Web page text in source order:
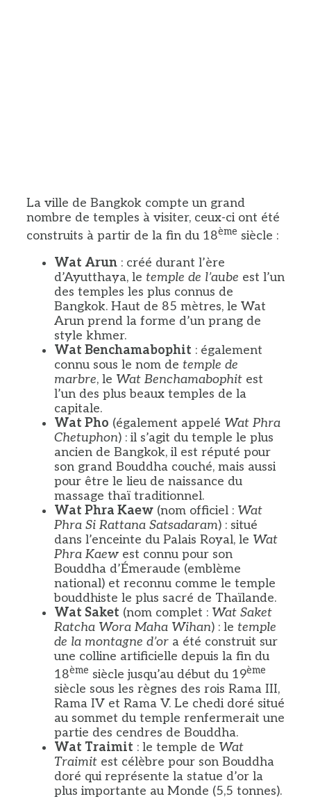
La ville de Bangkok compte un grand
nombre de temples à visiter, ceux-ci ont été
construits à partir de la fin du 18ème siècle :
Wat Arun : créé durant l’ère
d’Ayutthaya, le temple de l’aube est l’un
des temples les plus connus de
Bangkok. Haut de 85 mètres, le Wat
Arun prend la forme d’un prang de
style khmer.
Wat Benchamabophit : également
connu sous le nom de temple de
marbre, le Wat Benchamabophit est
l’un des plus beaux temples de la
capitale.
Wat Pho (également appelé Wat Phra
Chetuphon) : il s’agit du temple le plus
ancien de Bangkok, il est réputé pour
son grand Bouddha couché, mais aussi
pour être le lieu de naissance du
massage thaï traditionnel.
Wat Phra Kaew (nom officiel : Wat
Phra Si Rattana Satsadaram) : situé
dans l’enceinte du Palais Royal, le Wat
Phra Kaew est connu pour son
Bouddha d’Émeraude (emblème
national) et reconnu comme le temple
bouddhiste le plus sacré de Thaïlande.
Wat Saket (nom complet : Wat Saket
Ratcha Wora Maha Wihan) : le temple
de la montagne d’or a été construit sur
une colline artificielle depuis la fin du
18ème siècle jusqu’au début du 19ème
siècle sous les règnes des rois Rama III,
Rama IV et Rama V. Le chedi doré situé
au sommet du temple renfermerait une
partie des cendres de Bouddha.
Wat Traimit : le temple de Wat
Traimit est célèbre pour son Bouddha
doré qui représente la statue d’or la
plus importante au Monde (5,5 tonnes).